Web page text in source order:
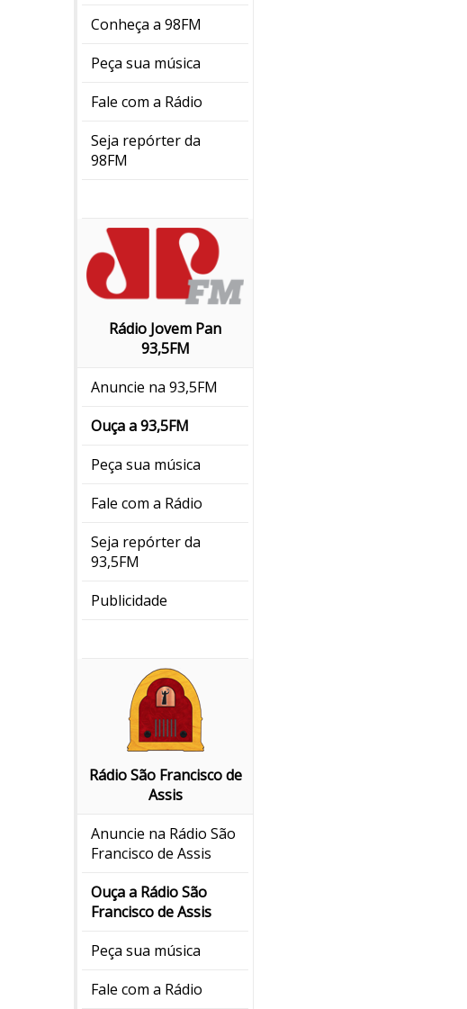
Conheça a 98FM
Peça sua música
Fale com a Rádio
Seja repórter da
98FM
Rádio Jovem Pan
93,5FM
Anuncie na 93,5FM
Ouça a 93,5FM
Peça sua música
Fale com a Rádio
Seja repórter da
93,5FM
Publicidade
Rádio São Francisco de
Assis
Anuncie na Rádio São
Francisco de Assis
Ouça a Rádio São
Francisco de Assis
Peça sua música
Fale com a Rádio